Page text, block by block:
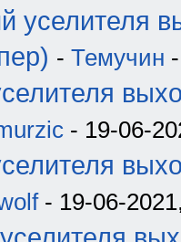
уселителя
- Темучин
- 19-06-
- 19-06-